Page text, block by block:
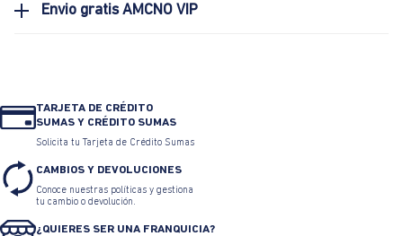
Envio gratis AMCNO VIP
TARJETA DE CRÉDITO
SUMAS Y CRÉDITO SUMAS
Solicita tu Tarjeta de Crédito Sumas
CAMBIOS Y DEVOLUCIONES
Conoce nuestras políticas y gestiona
tu cambio o devolución.
¿QUIERES SER UNA FRANQUICIA?